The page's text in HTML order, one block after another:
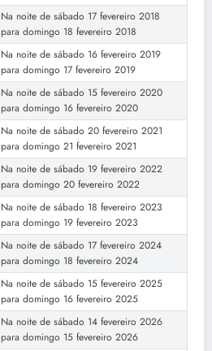
Na noite de sábado 17 fevereiro 2018
para domingo 18 fevereiro 2018
Na noite de sábado 16 fevereiro 2019
para domingo 17 fevereiro 2019
Na noite de sábado 15 fevereiro 2020
para domingo 16 fevereiro 2020
Na noite de sábado 20 fevereiro 2021
para domingo 21 fevereiro 2021
Na noite de sábado 19 fevereiro 2022
para domingo 20 fevereiro 2022
Na noite de sábado 18 fevereiro 2023
para domingo 19 fevereiro 2023
Na noite de sábado 17 fevereiro 2024
para domingo 18 fevereiro 2024
Na noite de sábado 15 fevereiro 2025
para domingo 16 fevereiro 2025
Na noite de sábado 14 fevereiro 2026
para domingo 15 fevereiro 2026